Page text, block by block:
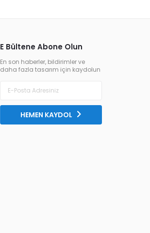
E Bültene Abone Olun
En son haberler, bildirimler ve
daha fazla tasarım için kaydolun
HEMEN KAYDOL